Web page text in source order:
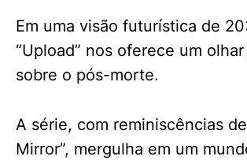
Em uma visão futurística de
“Upload” nos oferece um
sobre o pós-morte.
A série, com reminiscências
Mirror”, mergulha em um